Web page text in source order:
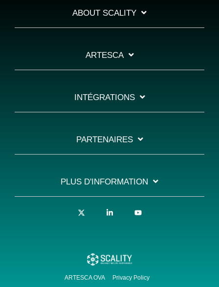
ABOUT SCALITY
ARTESCA
INTÉGRATIONS
PARTENAIRES
PLUS D'INFORMATION
ARTESCA OVA Privacy Policy
LinkedinYouTube